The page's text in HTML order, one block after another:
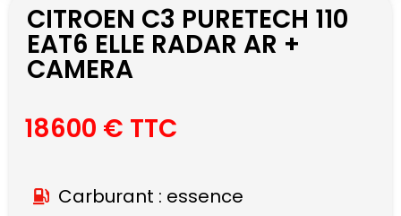
CITROEN C3 PURETECH 110
EAT6 ELLE RADAR AR +
CAMERA
18600 € TTC
Carburant : essence